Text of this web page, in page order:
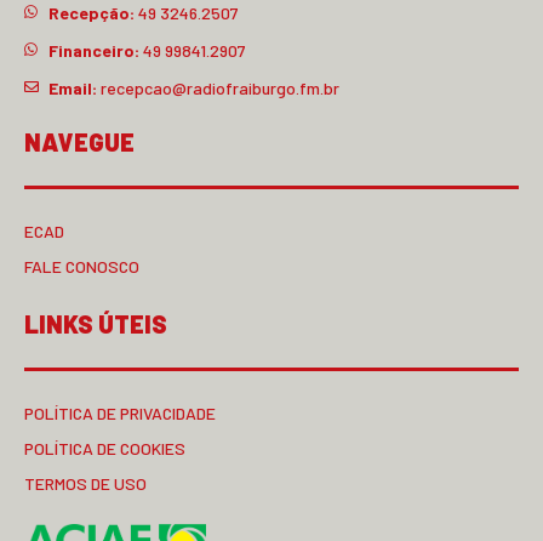
Recepção: 49 3246.2507
Financeiro: 49 99841.2907
Email: recepcao@radiofraiburgo.fm.br
NAVEGUE
ECAD
FALE CONOSCO
LINKS ÚTEIS
POLÍTICA DE PRIVACIDADE
POLÍTICA DE COOKIES
TERMOS DE USO